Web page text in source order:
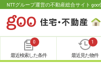
NTTグループ運営の不動産総合サイト
0
最近検索した条件
1
最近見た物件